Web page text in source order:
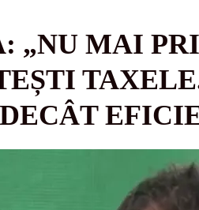
„NU MAI